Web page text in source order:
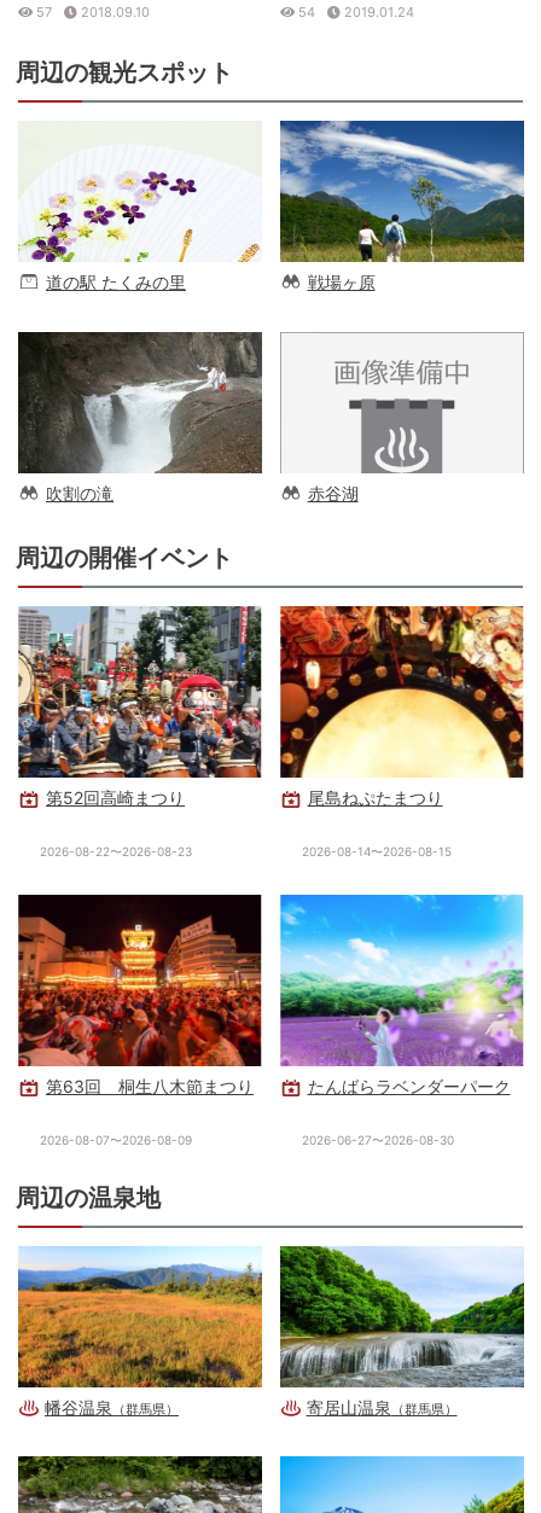
57
2018.09.10
54
2019.01.24
周辺の観光スポット
道の駅 たくみの里 戦場ヶ原
吹割の滝 赤谷湖
周辺の開催イベント
第52回高崎まつり
2026-08-22〜2026-08-23
尾島ねぷたまつり
2026-08-14〜2026-08-15
第63回 桐生八木節まつり
2026-08-07〜2026-08-09
たんばらラベンダーパーク
2026-06-27〜2026-08-30
周辺の温泉地
幡谷温泉 （群馬県） 寄居山温泉 （群馬県）